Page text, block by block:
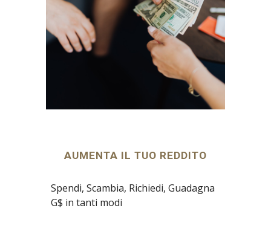
AUMENTA IL TUO REDDITO
Spendi, Scambia, Richiedi, Guadagna
G$ in tanti modi